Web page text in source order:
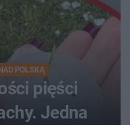
POLSKĄ
pięści
Jedna